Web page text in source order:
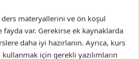
materyallerini ve ön koşul
var. Gerekirse ek kaynaklarda
daha iyi hazırlanın. Ayrıca, kurs
için gerekli yazılımların